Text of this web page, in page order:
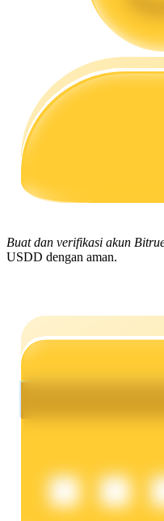
Panduan Pemula
Strategi perdagangan
Pelajari cara untuk
Menghasilkan
Buat dan verifikasi akun
USDD dengan aman.